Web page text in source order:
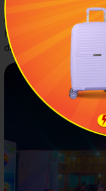
quốc gia, nơi lưu giữ
của người Tày như
hòa, lễ rước công
đánh đu, kéo co thu hút